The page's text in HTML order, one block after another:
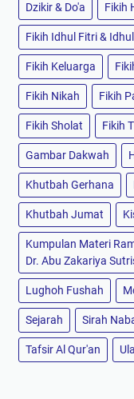
Dzikir & Do'a Fikih
Fikih Idhul Fitri &
Fikih Keluarga
Fikih Nikah Fikih
Fikih Sholat Fikih
Gambar Dakwah
Khutbah Gerhana
Khutbah Jumat
Kumpulan Materi
Dr. Abu Zakariya
Lughoh Fushah
Sejarah Sirah
Tafsir Al Qur'an